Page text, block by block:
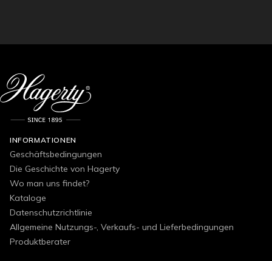
INFORMATIONEN
Geschäftsbedingungen
Die Geschichte von Hagerty
Wo man uns findet?
Kataloge
Datenschutzrichtlinie
Allgemeine Nutzungs-, Verkaufs- und Lieferbedingungen
Produktberater